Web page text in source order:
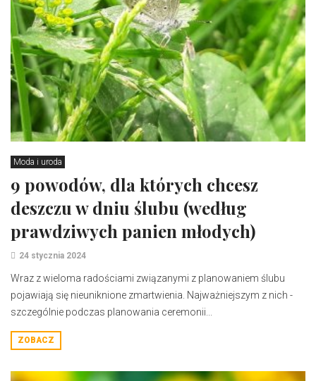
Moda i uroda
9 powodów, dla których chcesz
deszczu w dniu ślubu (według
prawdziwych panien młodych)
24 stycznia 2024
Wraz z wieloma radościami związanymi z planowaniem ślubu
pojawiają się nieuniknione zmartwienia. Najważniejszym z nich -
szczególnie podczas planowania ceremonii...
ZOBACZ